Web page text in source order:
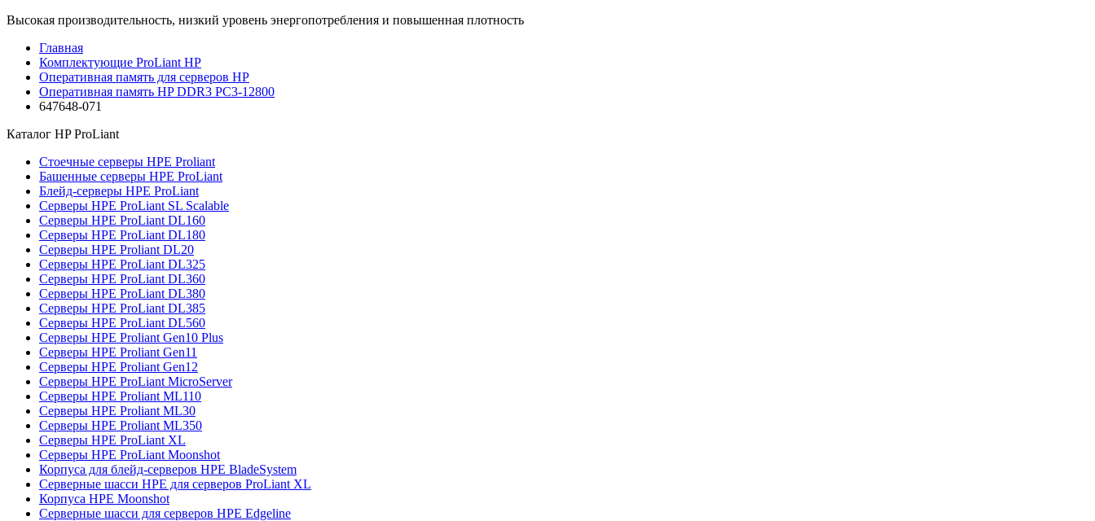
Высокая производительность, низкий уровень энергопотребления и повышенная плотность
Главная
Комплектующие ProLiant HP
Оперативная память для серверов HP
Оперативная память HP DDR3 PC3-12800
647648-071
Каталог HP ProLiant
Стоечные серверы HPE Proliant
Башенные серверы HPE ProLiant
Блейд-серверы HPE ProLiant
Серверы HPE ProLiant SL Scalable
Серверы HPE ProLiant DL160
Серверы HPE ProLiant DL180
Серверы HPE Proliant DL20
Серверы HPE ProLiant DL325
Серверы HPE ProLiant DL360
Серверы HPE ProLiant DL380
Серверы HPE ProLiant DL385
Серверы HPE ProLiant DL560
Серверы HPE Proliant Gen10 Plus
Серверы HPE Proliant Gen11
Серверы HPE Proliant Gen12
Серверы HPE ProLiant MicroServer
Серверы HPE Proliant ML110
Серверы HPE Proliant ML30
Серверы HPE Proliant ML350
Серверы HPE ProLiant XL
Серверы HPE ProLiant Moonshot
Корпуса для блейд-серверов HPE BladeSystem
Серверные шасси HPE для серверов ProLiant XL
Корпуса HPE Moonshot
Серверные шасси для серверов HPE Edgeline